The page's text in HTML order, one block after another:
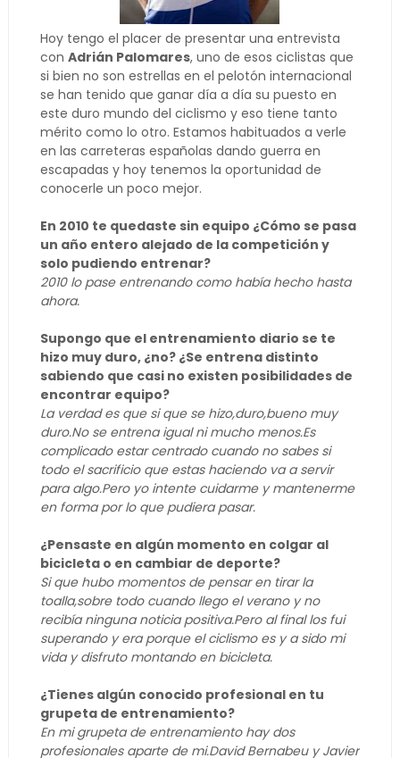
Hoy tengo el placer de presentar una entrevista
con Adrián Palomares, uno de esos ciclistas que
si bien no son estrellas en el pelotón internacional
se han tenido que ganar día a día su puesto en
este duro mundo del ciclismo y eso tiene tanto
mérito como lo otro. Estamos habituados a verle
en las carreteras españolas dando guerra en
escapadas y hoy tenemos la oportunidad de
conocerle un poco mejor.
En 2010 te quedaste sin equipo ¿Cómo se pasa
un año entero alejado de la competición y
solo pudiendo entrenar?
2010 lo pase entrenando como había hecho hasta
ahora.
Supongo que el entrenamiento diario se te
hizo muy duro, ¿no? ¿Se entrena distinto
sabiendo que casi no existen posibilidades de
encontrar equipo?
La verdad es que si que se hizo,duro,bueno muy
duro.No se entrena igual ni mucho menos.Es
complicado estar centrado cuando no sabes si
todo el sacrificio que estas haciendo va a servir
para algo.Pero yo intente cuidarme y mantenerme
en forma por lo que pudiera pasar.
¿Pensaste en algún momento en colgar al
bicicleta o en cambiar de deporte?
Si que hubo momentos de pensar en tirar la
toalla,sobre todo cuando llego el verano y no
recibía ninguna noticia positiva.Pero al final los fui
superando y era porque el ciclismo es y a sido mi
vida y disfruto montando en bicicleta.
¿Tienes algún conocido profesional en tu
grupeta de entrenamiento?
En mi grupeta de entrenamiento hay dos
profesionales aparte de mi.David Bernabeu y Javier